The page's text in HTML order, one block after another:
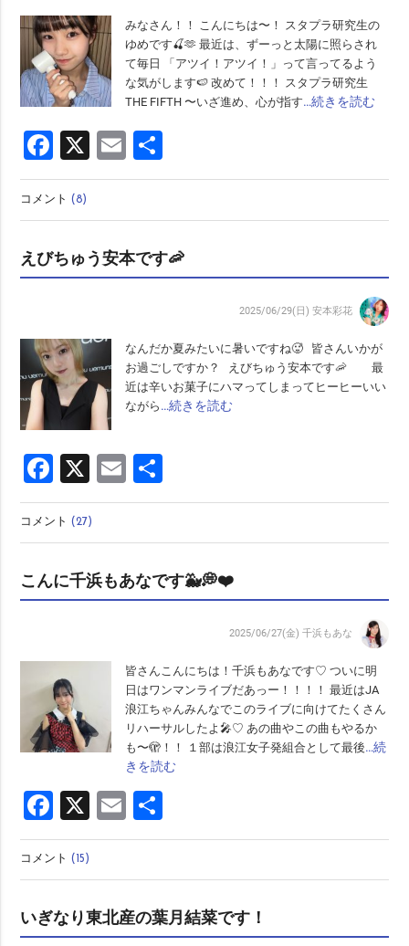
みなさん！！ こんにちは〜！ スタプラ研究生の
ゆめです🍒🫶 最近は、ずーっと太陽に照らされ
て毎日 「アツイ！アツイ！」って言ってるよう
な気がします🍉 改めて！！！ スタプラ研究生
THE FIFTH 〜いざ進め、心が指す…続きを読む
Facebook
X Email
有
コメント(8)
えびちゅう安本です🦐
2025/06/29(日) 安本彩花
なんだか夏みたいに暑いですね🥵 皆さんいかが
お過ごしですか？ えびちゅう安本です🦐 最
近は辛いお菓子にハマってしまってヒーヒーいい
ながら …続きを読む
Facebook
X Email
有
コメント(27)
こんに千浜もあなです🐳💭❤️
2025/06/27(金) 千浜もあな
皆さんこんにちは！千浜もあなです♡ ついに明
日はワンマンライブだあっー！！！！ 最近はJA
浪江ちゃんみんなでこのライブに向けてたくさん
リハーサルしたよ🎤♡ あの曲やこの曲もやるか
も〜🫣！！ １部は浪江女子発組合として最後…続
きを読む
Facebook
X Email
有
コメント(15)
いぎなり東北産の葉月結菜です！